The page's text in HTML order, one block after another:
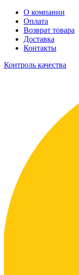
О компании
Оплата
Возврат товара
Доставка
Контакты
Контроль качества